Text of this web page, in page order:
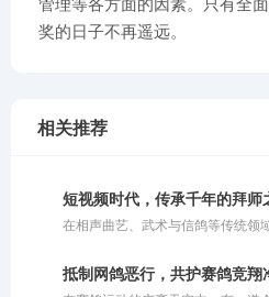
管理等各方面的因素。只有全
奖的日子不再遥远。
相关推荐
短视频时代，传承千年的拜师
在相声曲艺、武术与信鸽等传统领
织出了一张清晰的技艺传承图谱。
代，当基础知识与技艺获取变得触
抵制网鸽恶行，共护赛鸽竞翔